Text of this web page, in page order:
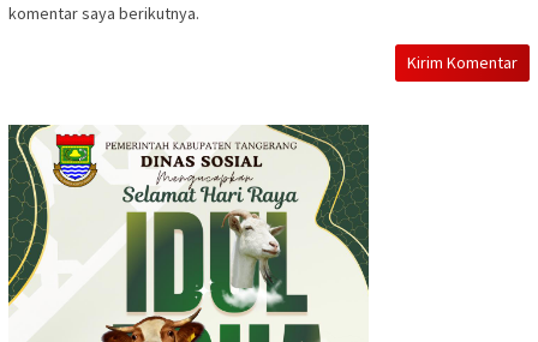
komentar saya berikutnya.